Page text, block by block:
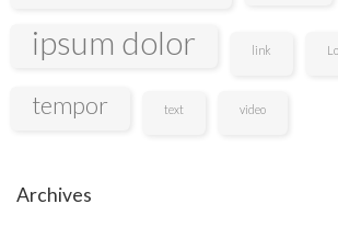
ipsum dolor link
tempor text video
Archives